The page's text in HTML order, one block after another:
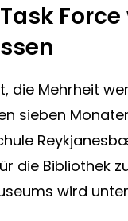
die Mehrheit
sieben
die Bibliothek
wird